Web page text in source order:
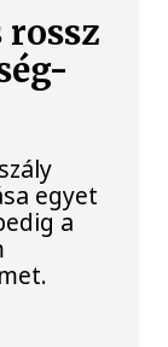
rossz
egyet
a